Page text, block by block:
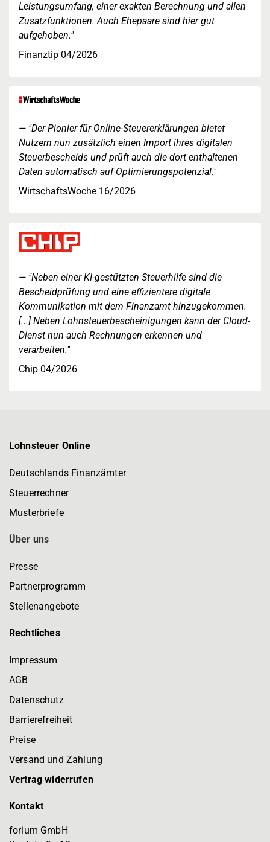
Leistungsumfang, einer exakten Berechnung und allen
Zusatzfunktionen. Auch Ehepaare sind hier gut
aufgehoben."
Finanztip 04/2026
"Der Pionier für Online-Steuererklärungen bietet
Nutzern nun zusätzlich einen Import ihres digitalen
Steuerbescheids und prüft auch die dort enthaltenen
Daten automatisch auf Optimierungspotenzial."
WirtschaftsWoche 16/2026
"Neben einer KI-gestützten Steuerhilfe sind die
Bescheidprüfung und eine effizientere digitale
Kommunikation mit dem Finanzamt hinzugekommen.
[...] Neben Lohnsteuerbescheinigungen kann der Cloud-
Dienst nun auch Rechnungen erkennen und
verarbeiten."
Chip 04/2026
Lohnsteuer Online
Deutschlands Finanzämter
Steuerrechner
Musterbriefe
Über uns
Presse
Partnerprogramm
Stellenangebote
Rechtliches
Impressum
AGB
Datenschutz
Barrierefreiheit
Preise
Versand und Zahlung
Vertrag widerrufen
Kontakt
forium GmbH